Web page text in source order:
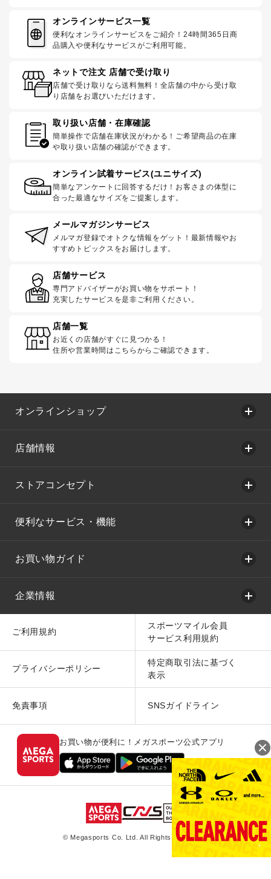
オンラインサービス一覧
便利なオンラインサービスをご紹介！24時間365日商
品購入や便利なサービスがご利用可能。
ネットで注文 店舗で受け取り
店舗で受け取りなら送料無料！全店舗の中から受け取
り店舗をお選びいただけます。
取り扱い店舗・在庫確認
簡単操作で店舗在庫状況がわかる！ご希望商品の在庫
や取り扱い店舗の確認ができます。
オンライン試着サービス(ユニサイズ)
簡単なアンケートに回答するだけ！お客さまの体型に
合った最適なサイズをご提案します。
メールマガジンサービス
メルマガ登録でオトクな情報をゲット！最新情報やお
すすめトピックスをお届けします。
店舗サービス
専門アドバイザーがお買い物をサポート！
充実したサービスを是非ご利用ください。
店舗一覧
お近くの店舗がすぐに見つかる！
住所や営業時間はこちらからご確認できます。
オンラインショップ
店舗情報
ストアコンセプト
便利なサービス・機能
お買い物ガイド
企業情報
ご利用規約
スポーツマイル会員
サービス利用規約
プライバシーポリシー
特定商取引法に基づく
表示
免責事項 SNSガイドライン
お買い物が便利に！メガスポーツ公式アプリ
© Megasports Co. Ltd. All Rights Reserved.